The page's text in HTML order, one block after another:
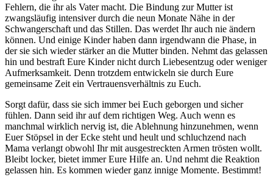
Fehlern, die ihr als Vater macht. Die Bindung zur Mutter ist
zwangsläufig intensiver durch die neun Monate Nähe in der
Schwangerschaft und das Stillen. Das werdet Ihr auch nie ändern
können. Und einige Kinder haben dann irgendwann die Phase, in
der sie sich wieder stärker an die Mutter binden. Nehmt das gelassen
hin und bestraft Eure Kinder nicht durch Liebesentzug oder weniger
Aufmerksamkeit. Denn trotzdem entwickeln sie durch Eure
gemeinsame Zeit ein Vertrauensverhältnis zu Euch.
Sorgt dafür, dass sie sich immer bei Euch geborgen und sicher
fühlen. Dann seid ihr auf dem richtigen Weg. Auch wenn es
manchmal wirklich nervig ist, die Ablehnung hinzunehmen, wenn
Euer Stöpsel in der Ecke steht und heult und schluchzend nach
Mama verlangt obwohl Ihr mit ausgestreckten Armen trösten wollt.
Bleibt locker, bietet immer Eure Hilfe an. Und nehmt die Reaktion
gelassen hin. Es kommen wieder ganz innige Momente. Bestimmt!